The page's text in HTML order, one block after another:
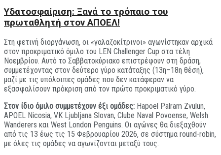
Υδατοσφαίριση: Ξανά το τρόπαιο του
πρωταθλητή στον ΑΠΟΕΛ!
Στη φετινή διοργάνωση, οι «γαλαζοκίτρινοι» αγωνίστηκαν αρχικά
στον προκριματικό όμιλο του LEN Challenger Cup στα τέλη
Νοεμβρίου. Αυτό το Σαββατοκύριακο επιστρέφουν στη δράση,
συμμετέχοντας στον δεύτερο γύρο κατάταξης (13η–18η θέση),
μαζί με τις υπόλοιπες ομάδες που δεν κατάφεραν να
εξασφαλίσουν πρόκριση από τον πρώτο προκριματικό γύρο.
Στον ίδιο όμιλο συμμετέχουν έξι ομάδες: Hapoel Palram Zvulun,
APOEL Nicosia, VK Ljubljana Slovan, Clube Naval Povoense, Welsh
Wanderers και West London Penguins. Οι αγώνες θα διεξαχθούν
από τις 13 έως τις 15 Φεβρουαρίου 2026, σε σύστημα round-robin,
με όλες τις ομάδες να αγωνίζονται μεταξύ τους.